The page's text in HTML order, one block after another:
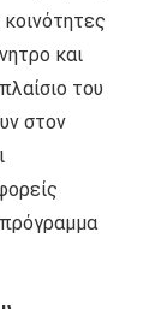
και
του
στον